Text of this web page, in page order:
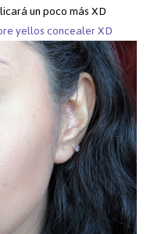
un poco más XD
yellos concealer XD